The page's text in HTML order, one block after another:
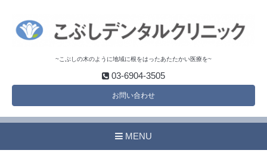
~こぶしの木のように地域に根をはったあたたかい医療を~
03-6904-3505
お問い合わせ
MENU